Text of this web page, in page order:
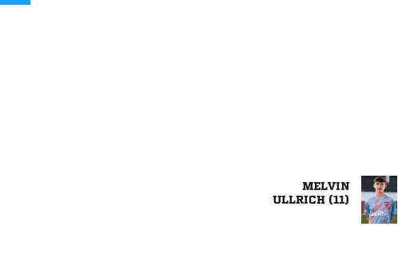

 